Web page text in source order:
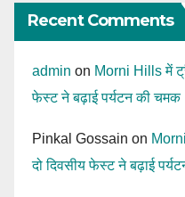
Recent Comments
admin on Morni Hills में
फेस्ट ने बढ़ाई पर्यटन की चमक
Pinkal Gossain on
दो दिवसीय फेस्ट ने बढ़ाई